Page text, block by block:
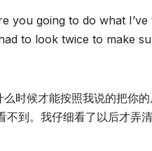
you going to do what
to look twice to make
时候才能按照我说的把你
到。我仔细看了以后才弄